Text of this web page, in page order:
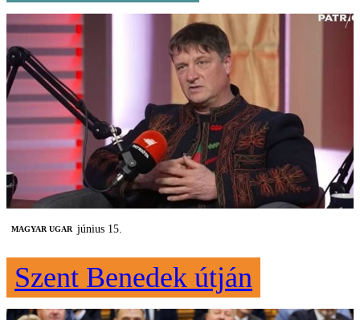
MAGYAR UGAR június 15.
Szent Benedek útján